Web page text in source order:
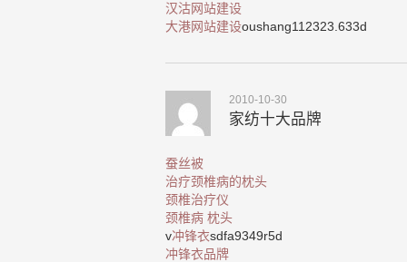
汉沽网站建设
大港网站建设oushang112323.633d
2010-10-30
家纺十大品牌
蚕丝被
治疗颈椎病的枕头
颈椎治疗仪
颈椎病 枕头
v冲锋衣sdfa9349r5d
冲锋衣品牌